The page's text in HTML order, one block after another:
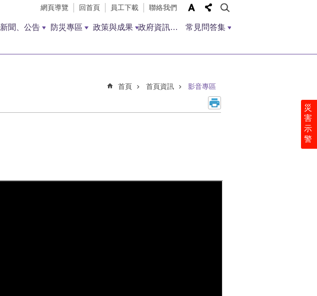
災
害
示
警
網頁導覽 回首頁 員工下載 聯絡我們
新聞、公告 防災專區 政策與成果 政府資訊公開
常見問答集
首頁 首頁資訊 影音專區